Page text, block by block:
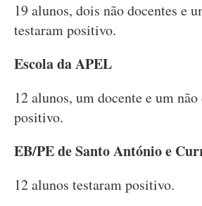
19 alunos, dois não docentes e
testaram positivo.
Escola da APEL
12 alunos, um docente e um
positivo.
EB/PE de Santo António e
12 alunos testaram positivo.